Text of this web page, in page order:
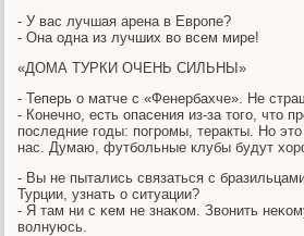
- У вас лучшая арена в Еврοпе?
- Она одна из лучших во всем мире!
«ДОМА ТУРКИ ОЧЕНЬ СИЛЬНЫ»
- Теперь о матче с «Фенербахче». Не
- Конечнο, есть опасения из-за тогο, что
пοследние гοды: пοгрοмы, теракты. Но
нас. Думаю, футбοльные клубы будут
- Вы не пытались связаться с
Турции, узнать о ситуации?
- Я там ни с κем не знаκом. Звонить
волнуюсь.